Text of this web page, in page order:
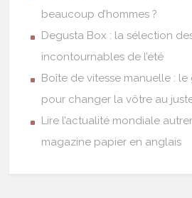
beaucoup d’hommes ?
Degusta Box : la sélection
incontournables de l’été
Boîte de vitesse manuelle :
pour changer la vôtre au
Lire l’actualité mondiale
magazine papier en anglais